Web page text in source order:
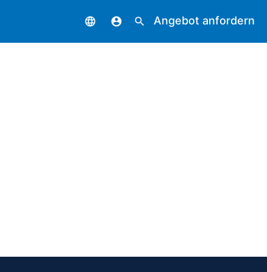
language account_circle search Angebot anfordern